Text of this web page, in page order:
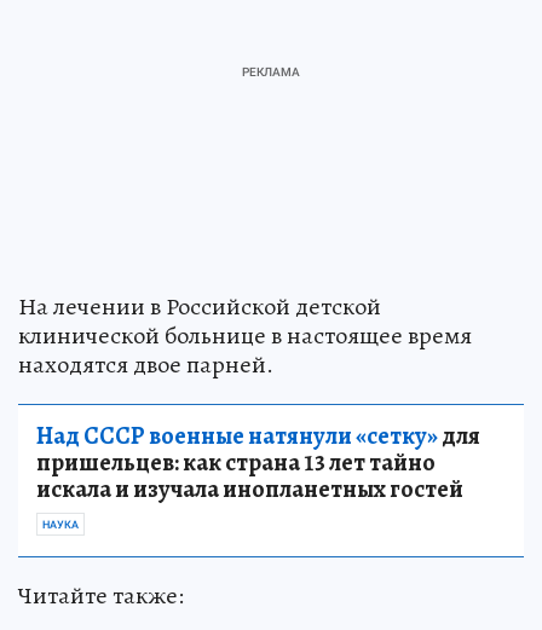
На лечении в Российской детской
клинической больнице в настоящее время
находятся двое парней.
Над СССР военные натянули «сетку»для
пришельцев: как страна 13 лет тайно
искала и изучала инопланетных гостей
НАУКА
Читайте также: